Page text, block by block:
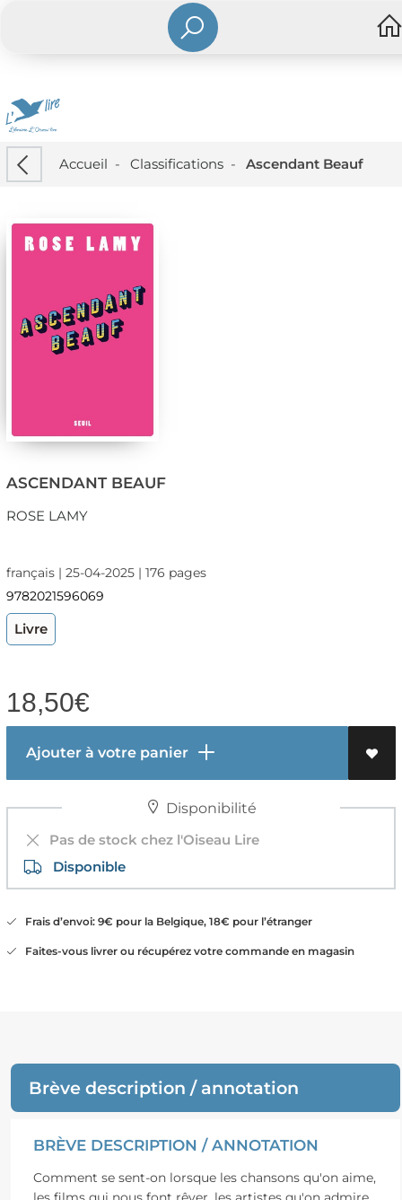
Accueil - Classifications- Ascendant Beauf
ASCENDANT BEAUF
ROSE LAMY
français | 25-04-2025 | 176 pages
9782021596069
Livre
18,50€
Ajouter à votre panier
Disponibilité
Pas de stock chez l'Oiseau Lire
Disponible
Frais d’envoi: 9€ pour la Belgique, 18€ pour l’étranger
Faites-vous livrer ou récupérez votre commande en magasin
Brève description / annotation
BRÈVE DESCRIPTION / ANNOTATION
Comment se sent-on lorsque les chansons qu'on aime,